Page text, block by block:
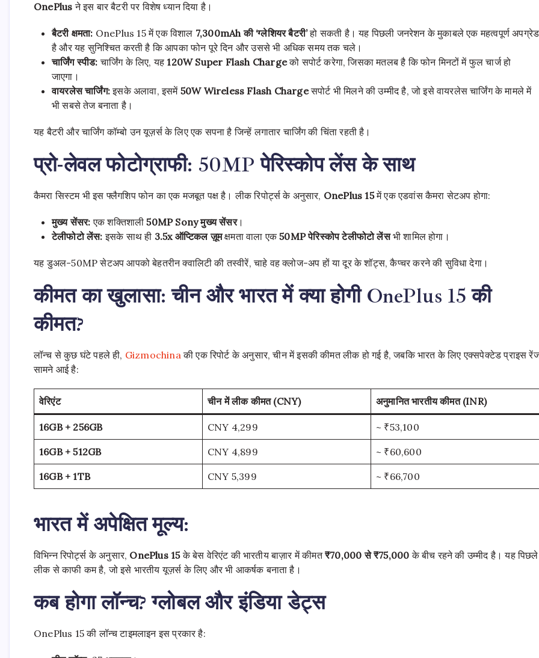
OnePlus ने इस बार बैटरी पर विशेष ध्यान दिया है।
बैटरी क्षमता: OnePlus 15 में एक विशाल 7,300mAhकी‘ग्लेशियर बैटरी’हो सकती है। यह पिछली जनरेशन के मुकाबले एक महत्वपूर्ण अपग्रेड
है और यह सुनिश्चित करती है कि आपका फोन पूरे दिन और उससे भी अधिक समय तक चले।
चार्जिंग स्पीड: चार्जिंग के लिए, यह120W Super Flash Chargeको सपोर्ट करेगा, जिसका मतलब है कि फोन मिनटों में फुल चार्ज हो
जाएगा।
वायरलेस चार्जिंग:इसके अलावा, इसमें 50W Wireless Flash Chargeसपोर्ट भी मिलने की उम्मीद है, जो इसे वायरलेस चार्जिंग के मामले में
भी सबसे तेज बनाता है।
यह बैटरी और चार्जिंग कॉम्बो उन यूज़र्स के लिए एक सपना है जिन्हें लगातार चार्जिंग की चिंता रहती है।
प्रो-लेवल फोटोग्राफी: 50MP पेरिस्कोप लेंस के साथ
कैमरा सिस्टम भी इस फ्लैगशिप फोन का एक मजबूत पक्ष है। लीक रिपोर्ट्स के अनुसार, OnePlus 15में एक एडवांस कैमरा सेटअप होगा:
मुख्य सेंसर: एक शक्तिशाली50MP Sonyमुख्य सेंसर।
टेलीफोटो लेंस: इसके साथ ही 3.5x ऑप्टिकल ज़ूमक्षमता वाला एक50MPपेरिस्कोप टेलीफोटो लेंसभी शामिल होगा।
यह डुअल-50MP सेटअप आपको बेहतरीन क्वालिटी की तस्वीरें, चाहे वह क्लोज-अप हों या दूर के शॉट्स, कैप्चर करने की सुविधा देगा।
कीमत का खुलासा: चीन और भारत में क्या होगी OnePlus 15 की
कीमत?
लॉन्च से कुछ घंटे पहले ही, Gizmochinaकी एक रिपोर्ट के अनुसार, चीन में इसकी कीमत लीक हो गई है, जबकि भारत के लिए एक्सपेक्टेड प्राइस
सामने आई है:
वेरिएंट चीन में लीक कीमत(CNY) अनुमानित भारतीय कीमत(INR)
16GB + 256GB CNY 4,299 ~ ₹53,100
16GB + 512GB CNY 4,899 ~ ₹60,600
16GB + 1TB CNY 5,399 ~ ₹66,700
भारत में अपेक्षित मूल्य:
विभिन्न रिपोर्ट्स के अनुसार, OnePlus 15के बेस वेरिएंट की भारतीय बाज़ार में कीमत₹70,000 से ₹75,000 के बीच रहने की उम्मीद है। यह पिछले
लीक से काफी कम है, जो इसे भारतीय यूज़र्स के लिए और भी आकर्षक बनाता है।
कब होगा लॉन्च? ग्लोबल और इंडिया डेट्स
OnePlus 15 की लॉन्च टाइमलाइन इस प्रकार है: